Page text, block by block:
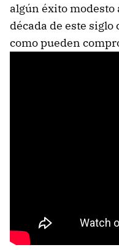
algún éxito
década de este siglo
como pueden